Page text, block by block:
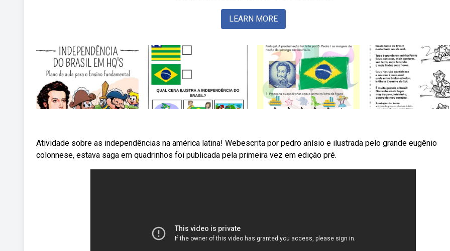
LEARN MORE
Atividade sobre as independências na américa latina! Webescrita por pedro anísio e ilustrada pelo grande eugênio
colonnese, estava saga em quadrinhos foi publicada pela primeira vez em edição pré.